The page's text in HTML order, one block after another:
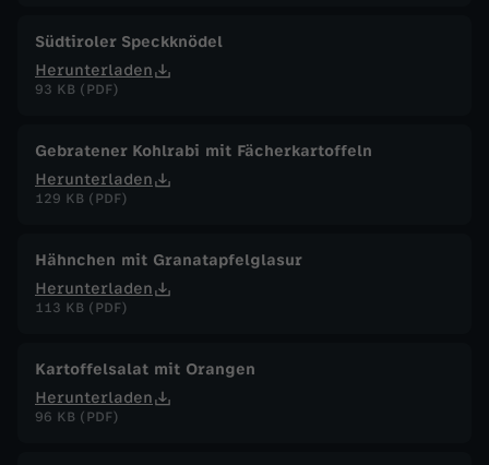
Südtiroler Speckknödel
Herunterladen
93 KB (PDF)
Gebratener Kohlrabi mit Fächerkartoffeln
Herunterladen
129 KB (PDF)
Hähnchen mit Granatapfelglasur
Herunterladen
113 KB (PDF)
Kartoffelsalat mit Orangen
Herunterladen
96 KB (PDF)